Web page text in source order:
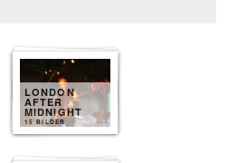
LONDON
AFTER
MIDNIGHT
15 BILDER